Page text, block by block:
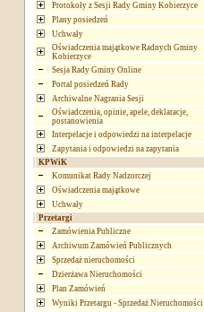
Protokoły z Sesji Rady Gminy Kobierzyce
Plany posiedzeń
Uchwały
Oświadczenia majątkowe Radnych Gminy
Kobierzyce
Sesja Rady Gminy Online
Portal posiedzeń Rady
Archiwalne Nagrania Sesji
Oświadczenia, opinie, apele, deklaracje,
postanowienia
Interpelacje i odpowiedzi na interpelacje
Zapytania i odpowiedzi na zapytania
KPWiK
Komunikat Rady Nadzorczej
Oświadczenia majątkowe
Uchwały
Przetargi
Zamówienia Publiczne
Archiwum Zamówień Publicznych
Sprzedaż nieruchomości
Dzierżawa Nieruchomości
Plan Zamówień
Wyniki Przetargu - Sprzedaż Nieruchomości